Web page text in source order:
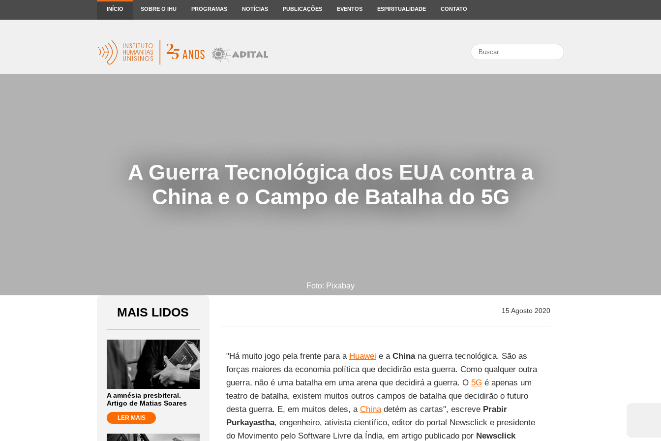
INÍCIO SOBRE O IHU PROGRAMAS NOTÍCIAS PUBLICAÇÕES EVENTOS ESPIRITUALIDADE CONTATO
search
A Guerra Tecnológica dos EUA contra a
China e o Campo de Batalha do 5G
Foto: Pixabay
MAIS LIDOS
A amnésia presbiteral.
Artigo de Matias Soares
LER MAIS
15 Agosto 2020
"Há muito jogo pela frente para a Huawei e a Chinana guerra tecnológica. São as
forças maiores da economia política que decidirão esta guerra. Como qualquer outra
guerra, não é uma batalha em uma arena que decidirá a guerra. O 5G é apenas um
teatro de batalha, existem muitos outros campos de batalha que decidirão o futuro
desta guerra. E, em muitos deles, a Chinadetém as cartas", escreve Prabir
Purkayastha, engenheiro, ativista científico, editor do portal Newsclick e presidente
do Movimento pelo Software Livre da Índia, em artigo publicado por Newsclick